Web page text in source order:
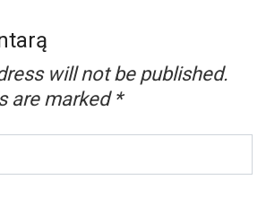
will not be published.
are marked *